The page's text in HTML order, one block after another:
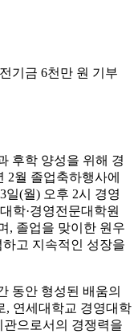
기금 6천만 원 기부
후학 양성을 위해 경
2월 졸업축하행사에
일(월) 오후 2시 경영
학·경영전문대학원
, 졸업을 맞이한 원우
고 지속적인 성장을
동안 형성된 배움의
, 연세대학교 경영대학
관으로서의 경쟁력을